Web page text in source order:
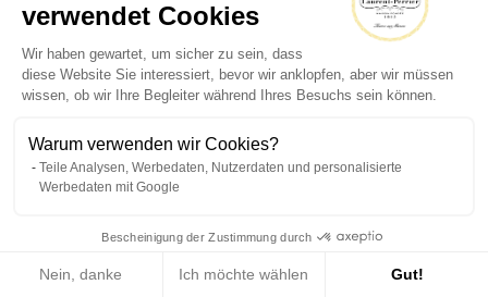
verwendet Cookies
Wir haben gewartet, um sicher zu sein, dass
diese Website Sie interessiert, bevor wir anklopfen, aber wir müssen
wissen, ob wir Ihre Begleiter während Ihres Besuchs sein können.
Warum verwenden wir Cookies?
Teile Analysen, Werbedaten, Nutzerdaten und personalisierte
Werbedaten mit Google
Bescheinigung der Zustimmung durch
Nein, danke Ich möchte wählen Gut!